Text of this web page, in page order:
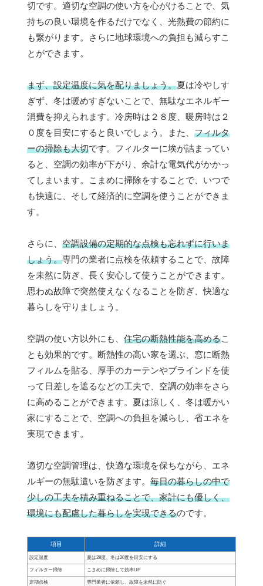
切です。適切な空調の使い方を心がけることで、気
持ちの良い環境を作るだけでなく、光熱費の節約に
も繋がります。さらに地球環境への負担も減らすこ
とができます。
まず、設定温度に気を配りましょう。夏は冷やしす
ぎず、冬は暖めすぎないことで、無駄なエネルギー
消費を抑えられます。冷房時は２８度、暖房時は２
０度を目安にすると良いでしょう。また、 フィルタ
ーの掃除も大切です。フィルターに埃が詰まってい
ると、空調の効率が下がり、余計な電気代がかかっ
てしまいます。こまめに掃除をすることで、いつで
も快適に、そして経済的に空調を使うことができま
す。
さらに、 空調設備の定期的な点検も忘れずに行いま
しょう。専門の業者に点検を依頼することで、故障
を未然に防ぎ、長く安心して使うことができます。
思わぬ故障で突然使えなくなることを防ぎ、快適な
暮らしを守りましょう。
空調の使い方以外にも、 住宅の断熱性能を高めるこ
とも効果的です。断熱性の高い家を選ぶ、窓に断熱
フィルムを貼る、厚手のカーテンやブラインドを使
って日差しを遮るなどの工夫で、空調の効率をさら
に高めることができます。夏は涼しく、冬は暖かい
家にすることで、空調への負担を減らし、省エネを
実現できます。
適切な空調管理は、快適な環境を保ちながら、エネ
ルギーの無駄遣いを防ぎます。 毎日の暮らしの中で
少しの工夫を積み重ねることで、家計にも優しく、
環境にも配慮した暮らしを実現できるのです。
項目 詳細
設定温度 夏は28度、冬は20度を目安にする
フィルター掃除 こまめに掃除して効率UP
定期点検 専門業者に依頼し、故障を未然に防ぐ